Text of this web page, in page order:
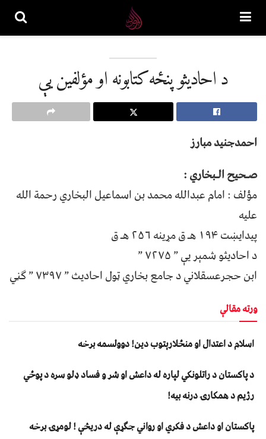
د احادیثو پنځه کتابونه او مؤلفین یې
احمدجنيد مبارز
صـحیح الـبخاري :
مؤلف : امام عبدالله محمد بن اسماعیل البخاري رحمة الله
علیه
پیدایښت ۱۹۴ هـ ق مړينه ۲۵۶ هـ ق
د احادیثو شمېر یې ” ۷۲۷۵ ”
ابن حجرعسقلاني د جامع بخاري ټول احادیث ” ۷۳۹۷ ” ګڼي
ورته مقالې
اسلام د اعتدال او منځلارېتوب دین! دوولسمه برخه
د پاکستان د راتلونکي لپاره له داعش او شر و فساد ډلو سره د پوځي
رژیم د همکارۍ درنه بیه!
پاکستان او داعش د فکري او رواني جګړې له دریڅې ! لومړۍ برخه